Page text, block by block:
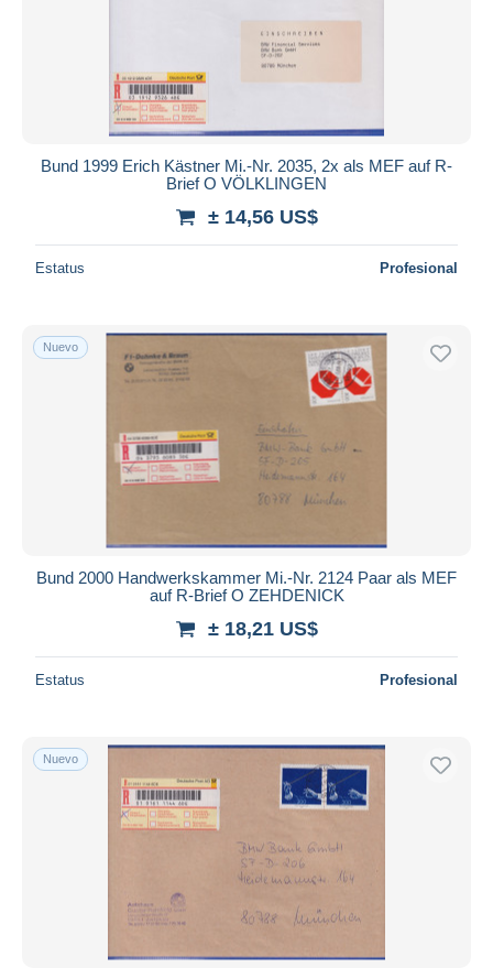
Bund 1999 Erich Kästner Mi.-Nr. 2035, 2x als MEF auf R-
Brief O VÖLKLINGEN
± 14,56 US$
Estatus Profesional
Nuevo
Bund 2000 Handwerkskammer Mi.-Nr. 2124 Paar als MEF
auf R-Brief O ZEHDENICK
± 18,21 US$
Estatus Profesional
Nuevo